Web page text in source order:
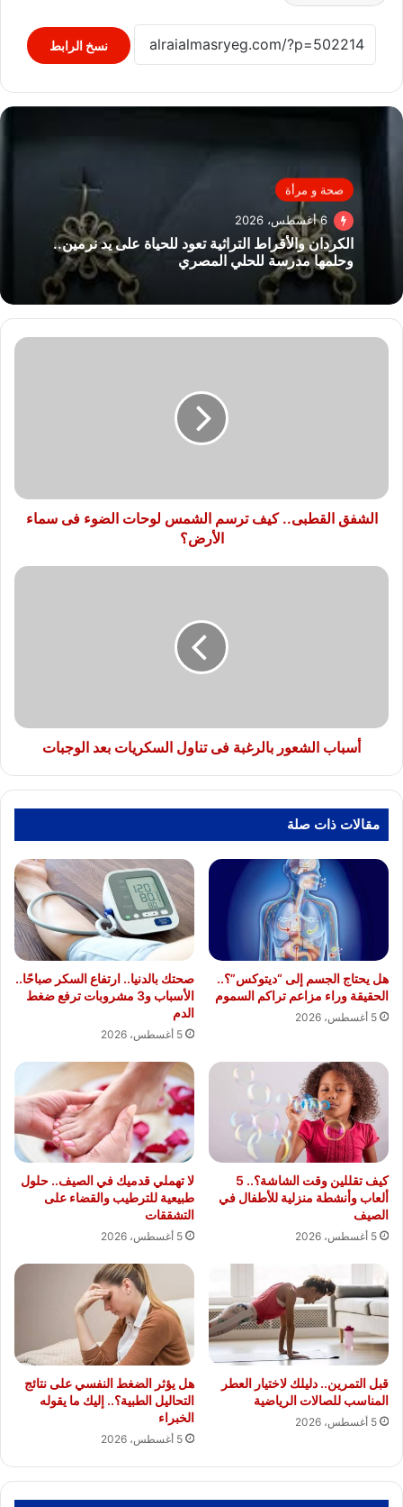
نسخ الرابط
صحة و مرأة
6 أغسطس، 2026
الكردان والأقراط التراثية تعود للحياة على يد نرمين..
وحلمها مدرسة للحلي المصري
الشفق
سماء
الأرض؟
الشفق القطبى.. كيف ترسم الشمس لوحات الضوء فى سماء
الأرض؟
أسباب
أسباب الشعور بالرغبة فى تناول السكريات بعد الوجبات
مقالات ذات صلة
هل يحتاج الجسم إلى “ديتوكس”؟..
الحقيقة وراء مزاعم تراكم السموم
5 أغسطس، 2026
صحتك بالدنيا.. ارتفاع السكر صباحًا..
الأسباب و3 مشروبات ترفع ضغط
الدم
5 أغسطس، 2026
كيف تقللين وقت الشاشة؟.. 5
ألعاب وأنشطة منزلية للأطفال في
الصيف
5 أغسطس، 2026
لا تهملي قدميك في الصيف.. حلول
طبيعية للترطيب والقضاء على
التشققات
5 أغسطس، 2026
قبل التمرين.. دليلك لاختيار العطر
المناسب للصالات الرياضية
5 أغسطس، 2026
هل يؤثر الضغط النفسي على نتائج
التحاليل الطبية؟.. إليك ما يقوله
الخبراء
5 أغسطس، 2026